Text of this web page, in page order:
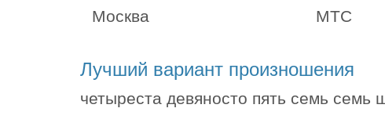
Москва МТС
Лучший вариант произношения
четыреста девяносто пять семь семь